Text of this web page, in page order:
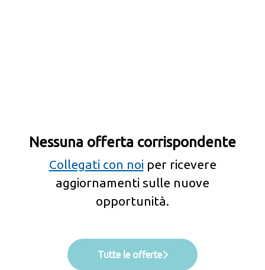
Nessuna offerta corrispondente
Collegati con noi per ricevere
aggiornamenti sulle nuove
opportunità.
Tutte le offerte